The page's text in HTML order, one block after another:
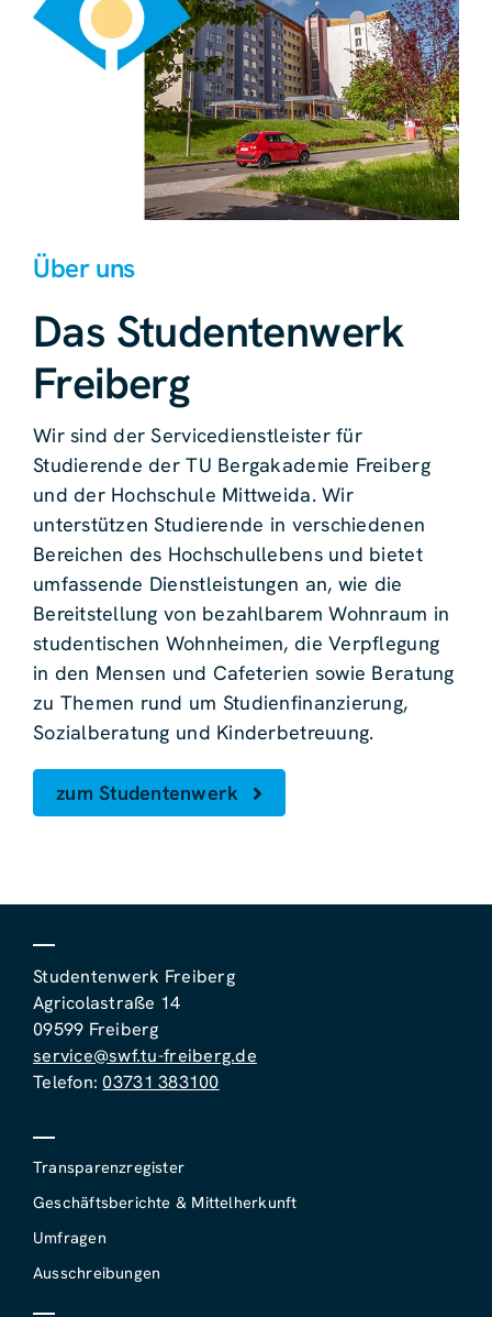
Über uns
Das Studentenwerk
Freiberg
Wir sind der Servicedienstleister für
Studierende der TU Bergakademie Freiberg
und der Hochschule Mittweida. Wir
unterstützen Studierende in verschiedenen
Bereichen des Hochschullebens und bietet
umfassende Dienstleistungen an, wie die
Bereitstellung von bezahlbarem Wohnraum in
studentischen Wohnheimen, die Verpflegung
in den Mensen und Cafeterien sowie Beratung
zu Themen rund um Studienfinanzierung,
Sozialberatung und Kinderbetreuung.
zum Studentenwerk
Studentenwerk Freiberg
Agricolastraße 14
09599 Freiberg
service@swf.tu-freiberg.de
Telefon:03731 383100
Transparenzregister
Geschäftsberichte & Mittelherkunft
Umfragen
Ausschreibungen